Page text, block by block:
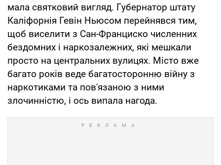
мала святковий вигляд. Губернатор штату
Каліфорнія Гевін Ньюсом перейнявся тим,
щоб виселити з Сан-Франциско численних
бездомних і наркозалежних, які мешкали
просто на центральних вулицях. Місто вже
багато років веде багатосторонню війну з
наркотиками та пов'язаною з ними
злочинністю, і ось випала нагода.